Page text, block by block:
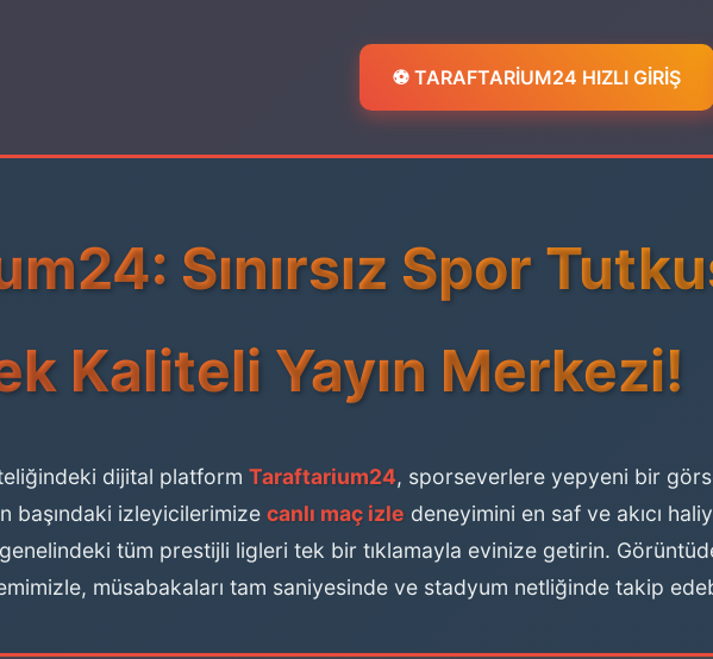
⚽ TARAFTARİUM24 HIZLI GİRİŞ
Sınırsız Spor
Kaliteli Yayın Merkezi!
dijital platform Taraftarium24, sporseverlere yepyeni bir
başındaki izleyicilerimize canlı maç izle deneyimini en saf ve akıcı
tüm prestijli ligleri tek bir tıklamayla evinize getirin.
müsabakaları tam saniyesinde ve stadyum netliğinde takip